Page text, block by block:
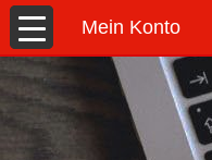
Mein Konto